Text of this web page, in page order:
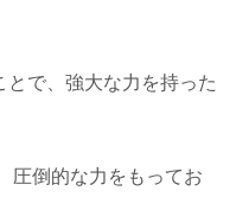
とで、強大な力を持った
圧倒的な力をもってお